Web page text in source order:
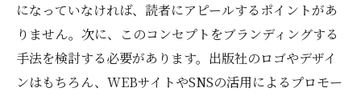
になっていなければ、読者にアピールするポイントがあ
りません。次に、このコンセプトをブランディングする
手法を検討する必要があります。出版社のロゴやデザイ
ンはもちろん、WEBサイトやSNSの活用によるプロモー